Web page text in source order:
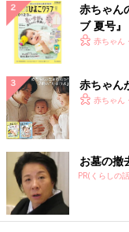
赤ちゃん
ブ 夏号
く！ お
赤ちゃん
赤ちゃん
赤ちゃん
お墓の撤
PR(くらしの